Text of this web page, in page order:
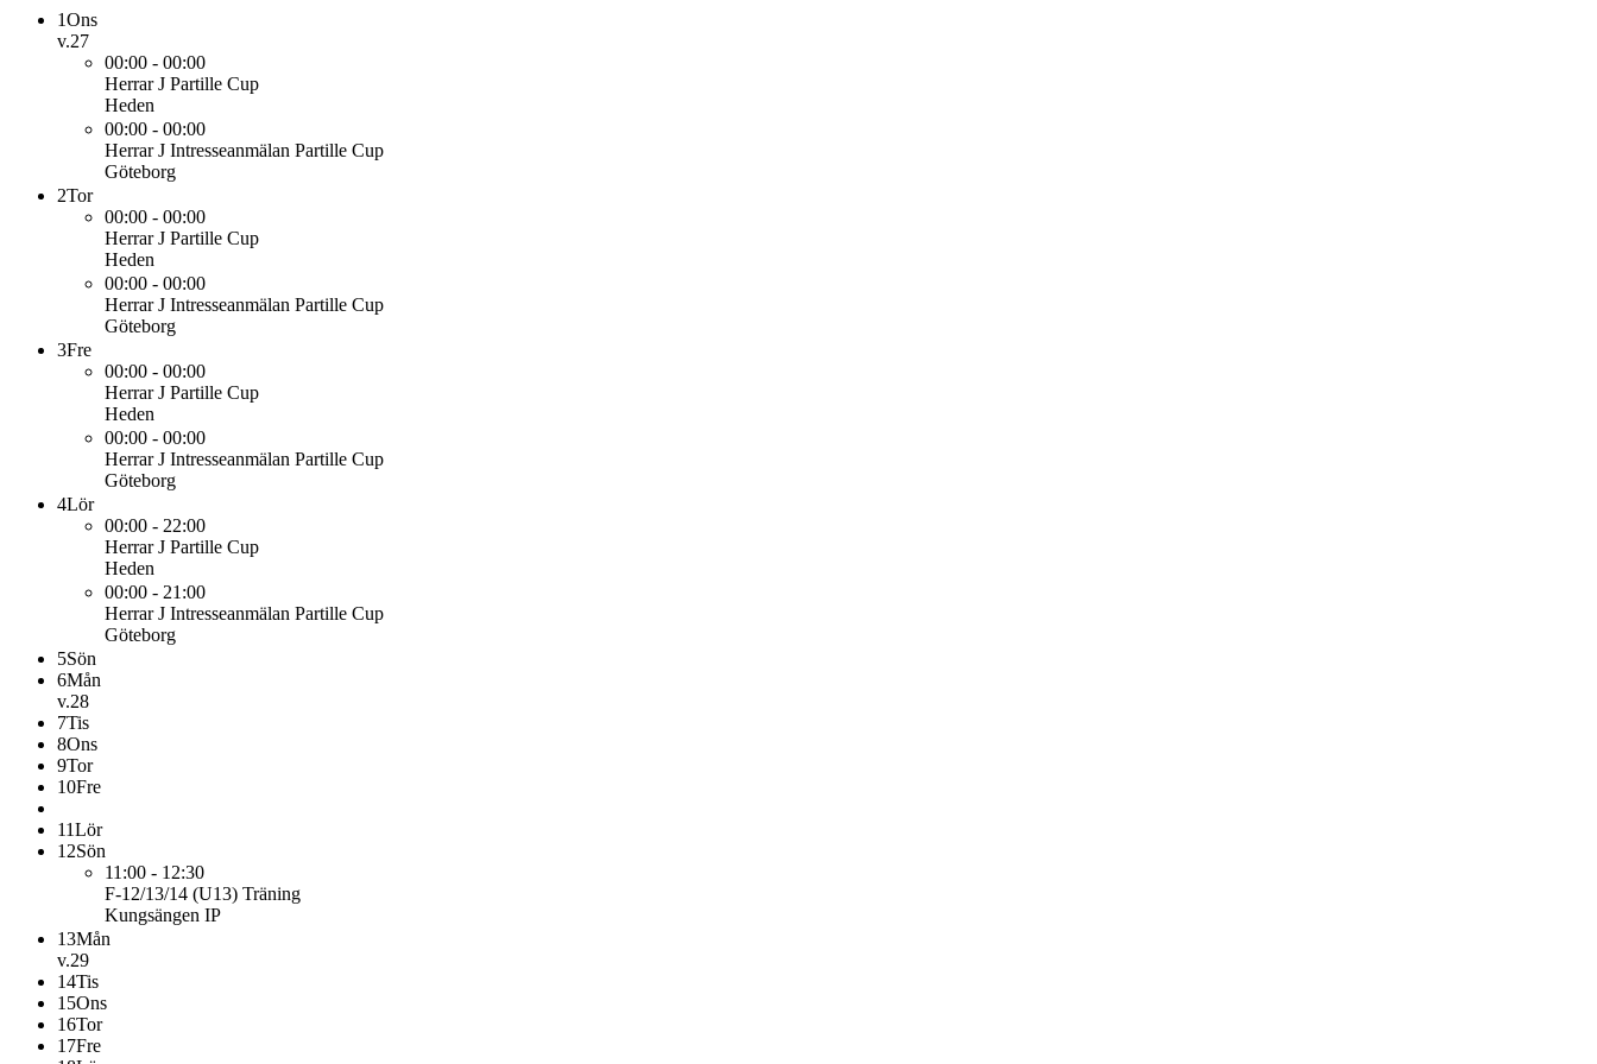
1Ons
v.27
00:00 - 00:00
Herrar J Partille Cup
Heden
00:00 - 00:00
Herrar J Intresseanmälan Partille Cup
Göteborg
2Tor
00:00 - 00:00
Herrar J Partille Cup
Heden
00:00 - 00:00
Herrar J Intresseanmälan Partille Cup
Göteborg
3Fre
00:00 - 00:00
Herrar J Partille Cup
Heden
00:00 - 00:00
Herrar J Intresseanmälan Partille Cup
Göteborg
4Lör
00:00 - 22:00
Herrar J Partille Cup
Heden
00:00 - 21:00
Herrar J Intresseanmälan Partille Cup
Göteborg
5Sön
6Mån
v.28
7Tis
8Ons
9Tor
10Fre
11Lör
12Sön
11:00 - 12:30
F-12/13/14 (U13) Träning
Kungsängen IP
13Mån
v.29
14Tis
15Ons
16Tor
17Fre